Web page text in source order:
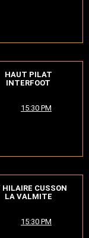
HAUT PILAT
INTERFOOT
15:30 PM
HILAIRE CUSSON
LA VALMITE
15:30 PM